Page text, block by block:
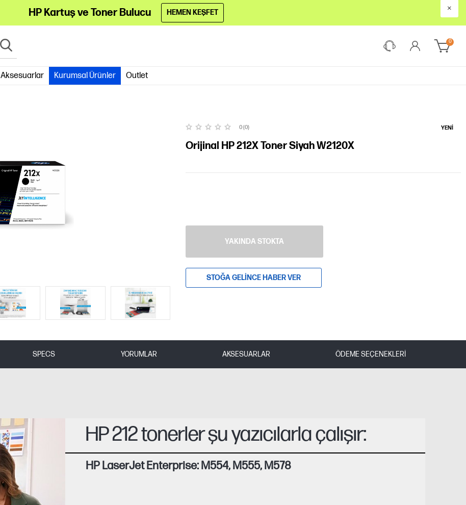
HP Kartuş ve Toner Bulucu HEMEN KEŞFET ×
0
Aksesuarlar Kurumsal Ürünler Outlet
YENI
0 (0)
Orijinal HP 212X Toner Siyah W2120X
YAKINDA STOKTA
STOĞA GELINCE HABER VER
SPECS YORUMLAR AKSESUARLAR ÖDEME SEÇENEKLERI
HP 212 tonerler şu yazıcılarla çalışır:
HP LaserJet Enterprise: M554, M555, M578